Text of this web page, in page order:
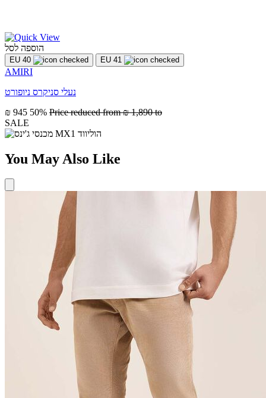
הוספה לסל
EU 40 EU 41
AMIRI
נעלי סניקרס ניופורט
₪ 945 50% Price reduced from₪ 1,890 to
SALE
You May Also Like